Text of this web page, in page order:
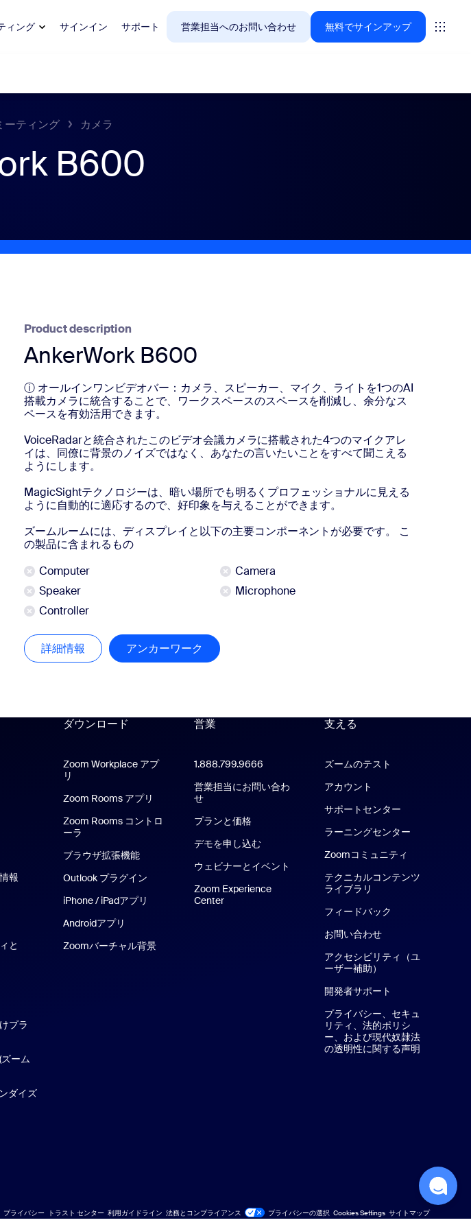
ィング サインイン サポート 営業担当へのお問い合わせ 無料でサインアップ
るもの、話題を呼んでいるもの — Zoomのお客様が今関心を寄せているソリューションをご紹
ルーム
ーティング カメラ
B600
Product description
AnkerWork B600
ⓘ オールインワンビデオバー：カメラ、スピーカー、マイク、ライトを1つのAI
搭載カメラに統合することで、ワークスペースのスペースを削減し、余分なス
ペースを有効活用できます。
VoiceRadar️と統合されたこのビデオ会議カメラに搭載された4つのマイクアレ
イは、同僚に背景のノイズではなく、あなたの言いたいことをすべて聞こえる
ようにします。
MagicSight️テクノロジーは、暗い場所でも明るくプロフェッショナルに見える
ように自動的に適応するので、好印象を与えることができます。
ズームルームには、ディスプレイと以下の主要コンポーネントが必要です。 こ
の製品に含まれるもの
Computer
Camera
Speaker
Microphone
Controller
詳細情報 詳細情報アンカーワーク アンカーワーク
報
と
プラ
ーム
ダイズ
ダウンロード
Zoom Workplace アプ
リ
Zoom Rooms アプリ
Zoom Rooms アプリ
Zoom Rooms コントロ
ーラ
ブラウザ拡張機能
Outlook プラグイン
iPhone / iPadアプリ
Androidアプリ
Zoomバーチャル背景
営業
1.888.799.9666 クリックで発信
営業担当にお問い合わ
せ
プランと価格
デモを申し込む
ウェビナーとイベント
Zoom Experience
CenterZoom Experience Center
支える
支える
ズームのテスト
アカウント
サポートセンター
ラーニングセンター
Zoomコミュニティ
テクニカルコンテンツ
ライブラリ
フィードバック
お問い合わせ
アクセシビリティ（ユ
ーザー補助）
開発者サポート
プライバシー、セキュ
リティ、法的ポリシ
ー、および現代奴隷法
の透明性に関する声明
プライバシー トラスト センター 利用ガイドライン 法務とコンプライアンス プライバシーの選択 Cookies Settings サイトマップ
サイトマップ